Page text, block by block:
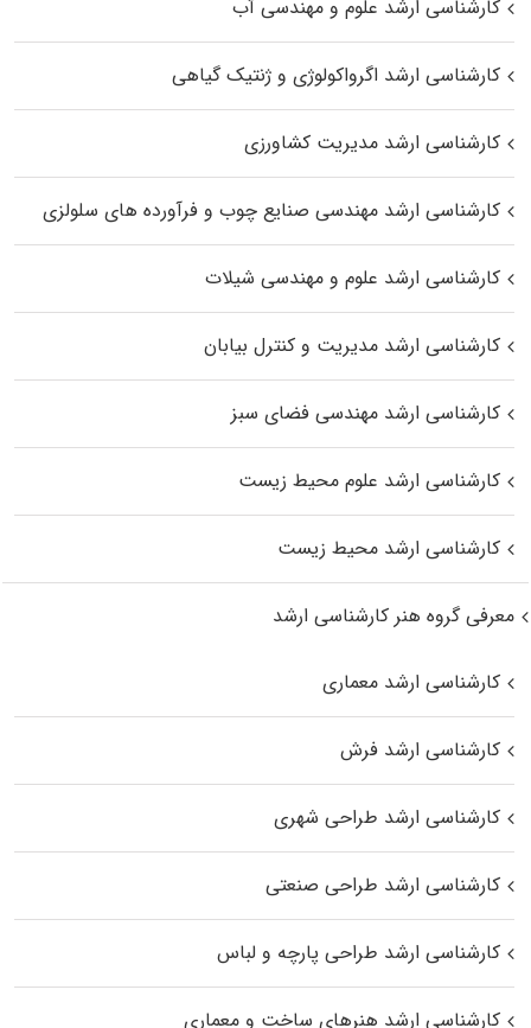
کارشناسی ارشد علوم و مهندسی آب
کارشناسی ارشد اگرواکولوژی و ژنتیک گیاهی
کارشناسی ارشد مدیریت کشاورزی
کارشناسی ارشد مهندسی صنایع چوب و فرآورده‌ های سلولزی
کارشناسی ارشد علوم و مهندسی شیلات
کارشناسی ارشد مدیریت و کنترل بیابان
کارشناسی ارشد مهندسی فضای سبز
کارشناسی ارشد علوم محیط‌ زیست
کارشناسی ارشد محیط زیست
معرفی گروه هنر کارشناسی ارشد
کارشناسی ارشد معماری
کارشناسی ارشد فرش
کارشناسی ارشد طراحی شهری
کارشناسی ارشد طراحی صنعتی
کارشناسی ارشد طراحی پارچه و لباس
کارشناسی ارشد هنرهای ساخت و معماری